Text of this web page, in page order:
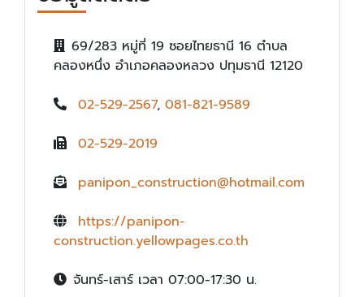
69/283 หมู่ที่ 19 ซอยไทยธานี 16 ตำบล
คลองหนึ่ง อำเภอคลองหลวง ปทุมธานี 12120
02-529-2567, 081-821-9589
02-529-2019
panipon_construction@hotmail.com
https://panipon-
construction.yellowpages.co.th
จันทร์-เสาร์ เวลา 07:00-17:30 น.